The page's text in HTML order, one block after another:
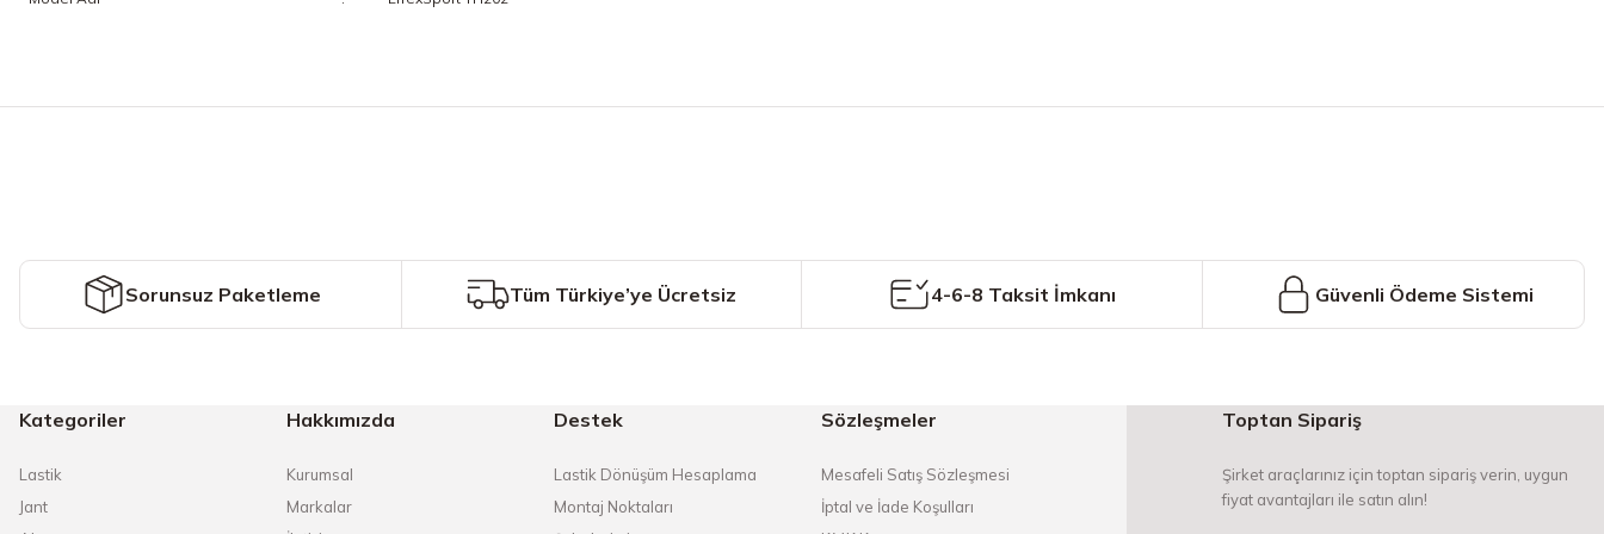
Ürün fiyatı diğer sitelerden daha pahalı.
Bu ürüne benzer farklı alternatifler olmalı.
Sorunsuz Paketleme Tüm Türkiye’ye Ücretsiz 4-6-8 Taksit İmkanı Güvenli Ödeme Sistemi
Kategoriler
Lastik
Jant
Hakkımızda
Kurumsal
Markalar
Destek
Lastik Dönüşüm Hesaplama
Montaj Noktaları
Sözleşmeler
Mesafeli Satış Sözleşmesi
İptal ve İade Koşulları
Toptan Sipariş
Şirket araçlarınız için toptan sipariş verin, uygun
fiyat avantajları ile satın alın!